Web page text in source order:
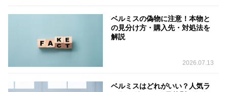
ベルミスの偽物に注意！本物と
の見分け方・購入先・対処法を
解説
2026.07.13
ベルミスはどれがいい？人気ラ